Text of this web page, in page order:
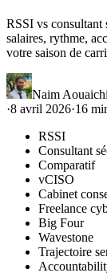
RSSI vs consultant
salaires, rythme,
votre saison de
Naim
·8 avril 2026·16
RSSI
Consultant
Comparatif
vCISO
Cabinet
Freelance
Big Four
Wavestone
Trajectoire